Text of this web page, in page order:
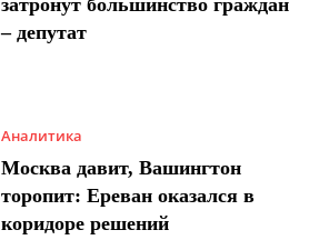
– депутат
Аналитика
Москва давит, Вашингтон
торопит: Ереван оказался в
коридоре решений